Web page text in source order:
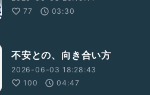
77
03:30
不安との、向き合い方
2026-06-03 18:28:43
100
04:47